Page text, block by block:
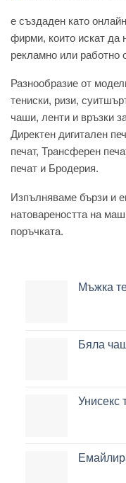
e създаден като
фирми, които искат да
рекламно или работно
Разнообразие от
тениски, ризи,
чаши, ленти и връзки
Директен дигитален
печат, Трансферен
печат и Бродерия.
Изпълняваме бързи и
натовареността на
поръчката.
Мъжка
Бяла
Унисекс